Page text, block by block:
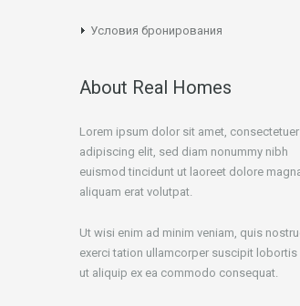
Условия бронирования
About Real Homes
Lorem ipsum dolor sit amet, consectetuer
adipiscing elit, sed diam nonummy nibh
euismod tincidunt ut laoreet dolore
aliquam erat volutpat.
Ut wisi enim ad minim veniam, quis
exerci tation ullamcorper suscipit lobortis
ut aliquip ex ea commodo consequat.